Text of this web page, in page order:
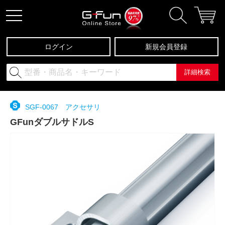
ログイン 新規会員登録
詳細検索
SGF-0067 アクセサリ
GFunダブルサドルS